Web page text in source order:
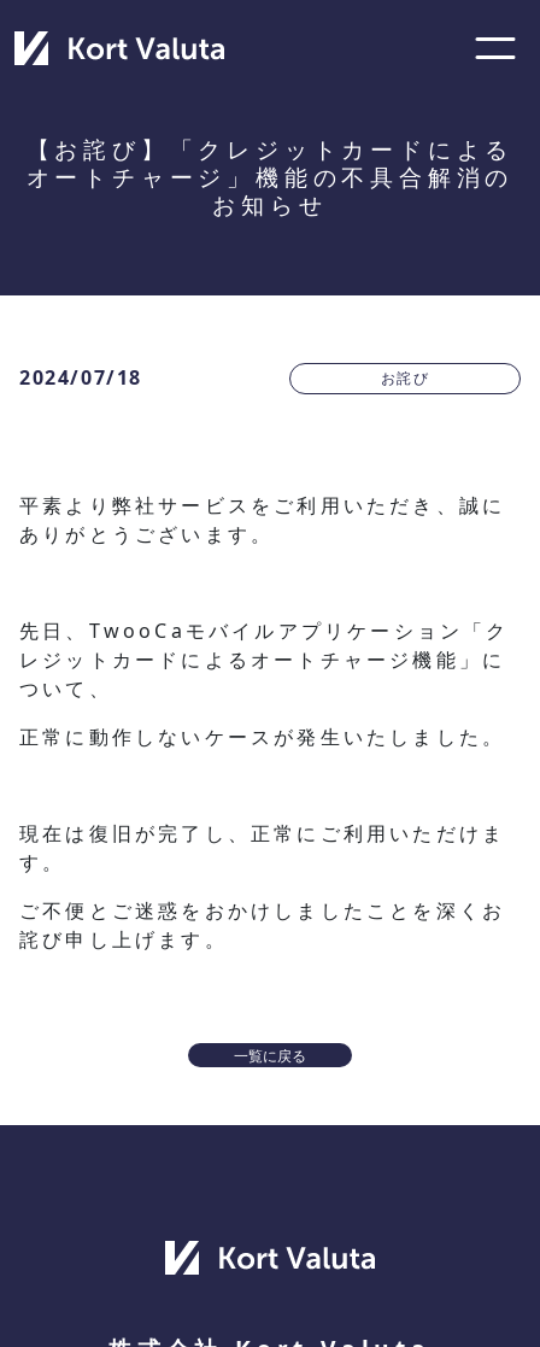
【お詫び】「クレジットカードによる
オートチャージ」機能の不具合解消の
お知らせ
2024/07/18 お詫び
平素より弊社サービスをご利用いただき、誠に
ありがとうございます。
先日、TwooCaモバイルアプリケーション「ク
レジットカードによるオートチャージ機能」に
ついて、
正常に動作しないケースが発生いたしました。
現在は復旧が完了し、正常にご利用いただけま
す。
ご不便とご迷惑をおかけしましたことを深くお
詫び申し上げます。
一覧に戻る